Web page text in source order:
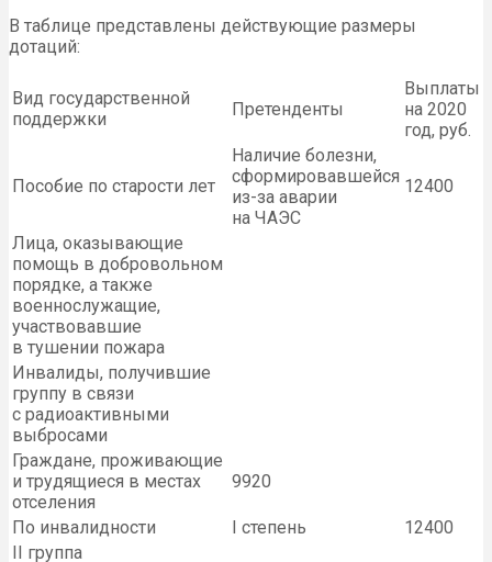
В таблице представлены действующие размеры
дотаций:
Вид государственной
поддержки
Претенденты
Выплаты
на 2020
год, руб.
Пособие по старости лет
Наличие болезни,
сформировавшейся
из-за аварии
на ЧАЭС
12400
Лица, оказывающие
помощь в добровольном
порядке, а также
военнослужащие,
участвовавшие
в тушении пожара
Инвалиды, получившие
группу в связи
с радиоактивными
выбросами
Граждане, проживающие
и трудящиеся в местах
отселения
9920
По инвалидности I степень
12400
II группа